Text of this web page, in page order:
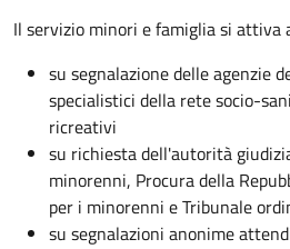
Il servizio minori e famiglia si attiva
su segnalazione delle agenzie
specialistici della rete socio-
ricreativi
su richiesta dell'autorità
minorenni, Procura della
per i minorenni e Tribunale
su segnalazioni anonime